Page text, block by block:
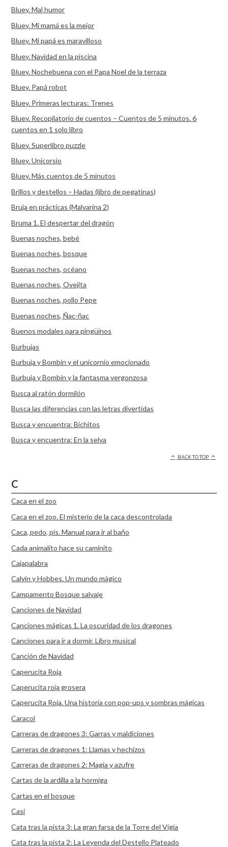
Bluey. Mal humor
Bluey. Mi mamá es la mejor
Bluey. Mi papá es maravilloso
Bluey. Navidad en la piscina
Bluey. Nochebuena con el Papa Noel de la terraza
Bluey. Papá robot
Bluey. Primeras lecturas: Trenes
Bluey. Recopilatorio de cuentos – Cuentos de 5 minutos. 6
cuentos en 1 solo libro
Bluey. Superlibro puzzle
Bluey. Unicorsio
Bluey. Más cuentos de 5 minutos
Brillos y destellos – Hadas (libro de pegatinas)
Bruja en prácticas (Malvarina 2)
Bruma 1. El despertar del dragón
Buenas noches, bebé
Buenas noches, bosque
Buenas noches, océano
Buenas noches, Ovejita
Buenas noches, pollo Pepe
Buenas noches, Ñac-ñac
Buenos modales para pingüinos
Burbujas
Burbuja y Bombín y el unicornio emocionado
Burbuja y Bombín y la fantasma vergonzosa
Busca al ratón dormilón
Busca las diferencias con las letras divertidas
Busca y encuentra: Bichitos
Busca y encuentra: En la selva
BACK TO TOP
C
Caca en el zoo
Caca en el zoo. El misterio de la caca descontrolada
Caca, pedo, pis. Manual para ir al baño
Cada animalito hace su caminito
Cajapalabra
Calvin y Hobbes. Un mundo mágico
Campamento Bosque salvaje
Canciones de Navidad
Canciones mágicas 1. La oscuridad de los dragones
Canciones para ir a dormir. Libro musical
Canción de Navidad
Caperucita Roja
Caperucita roja grosera
Caperucita Roja. Una historia con pop-ups y sombras mágicas
Caracol
Carreras de dragones 3: Garras y maldiciones
Carreras de dragones 1: Llamas y hechizos
Carreras de dragones 2: Magia y azufre
Cartas de la ardilla a la hormiga
Cartas en el bosque
Casi
Cata tras la pista 3: La gran farsa de la Torre del Vigía
Cata tras la pista 2: La Leyenda del Destello Plateado